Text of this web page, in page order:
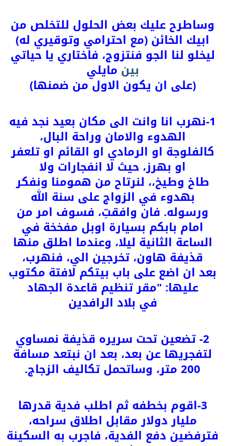
وساطرح عليك بعض الحلول للتخلص من
ابيك الخائن (مع احترامي وتوقيري له)
ليخلو لنا الجو فنتزوج، فاختاري يا حياتي
بين مايلي
(على ان يكون الاول من ضمنها)
1-نهرب انا وانت الى مكان بعيد نجد فيه
الهدوء والامان وراحة البال،
كالفلوجة او الرمادي او القائم او تلعفر
او بهرز، حيث لا انفجارات ولا
طاخ وطيخ،، لنرتاح من همومنا ونفكر
بهدوء في الزواج على سنة الله
ورسوله. فان وافقتِ، فسوف امر من
امام بابكم بسيارة اوبل مفخخة في
الساعة الثانية ليلا، وعندما اطلق منها
قذيفة هاون، تخرجين الي، فنهرب،
بعد ان اضع على باب بيتكم لافتة مكتوب
عليها: "مقر تنظيم قاعدة الجهاد
في بلاد الرافدين
2- تضعين تحت سريره قذيفة نمساوي
لتفجريها عن بعد، بعد ان نبتعد مسافة
200 متر، وساتحمل تكاليف الزجاج.
3-اقوم بخطفه ثم اطلب فدية قدرها
مليار دولار مقابل اطلاق سراحه،
فترفضين دفع الفدية، فاجرب به السكينة